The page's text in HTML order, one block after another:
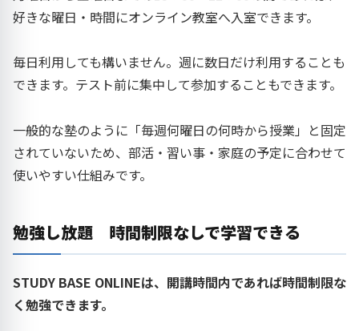
好きな曜日・時間にオンライン教室へ入室できます。
毎日利用しても構いません。週に数日だけ利用することも
できます。テスト前に集中して参加することもできます。
一般的な塾のように「毎週何曜日の何時から授業」と固定
されていないため、部活・習い事・家庭の予定に合わせて
使いやすい仕組みです。
勉強し放題 時間制限なしで学習できる
STUDY BASE ONLINEは、開講時間内であれば時間制限な
く勉強できます。